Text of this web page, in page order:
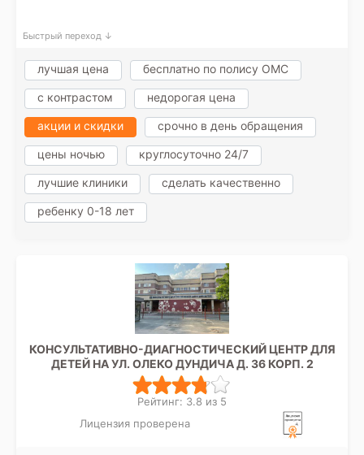
Быстрый переход ↓
лучшая цена бесплатно по полису ОМС
с контрастом недорогая цена
акции и скидки срочно в день обращения
цены ночью круглосуточно 24/7
лучшие клиники сделать качественно
ребенку 0-18 лет
КОНСУЛЬТАТИВНО-ДИАГНОСТИЧЕСКИЙ ЦЕНТР ДЛЯ
ДЕТЕЙ НА УЛ. ОЛЕКО ДУНДИЧА Д. 36 КОРП. 2
Рейтинг: 3.8 из 5
Лицензия проверена